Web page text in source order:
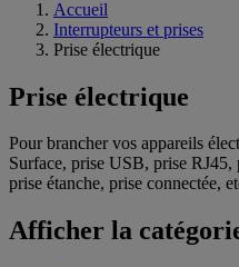
Accueil
Interrupteurs et prises
Prise électrique
Prise électrique
Pour brancher vos appareils
Surface, prise USB, prise
prise étanche, prise connectée,
Afficher la